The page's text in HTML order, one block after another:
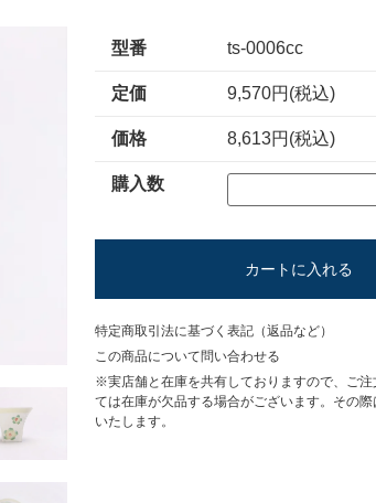
型番 ts-0006cc
定価 9,570円(税込)
価格 8,613円(税込)
購入数
カートに入れる
特定商取引法に基づく表記（返品など）
この商品について問い合わせる
※実店舗と在庫を共有しておりますので、ご注
ては在庫が欠品する場合がございます。その
いたします。